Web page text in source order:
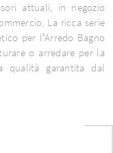
attuali, in negozio
La ricca serie
per l’Arredo Bagno
o arredare per la
garantita dal